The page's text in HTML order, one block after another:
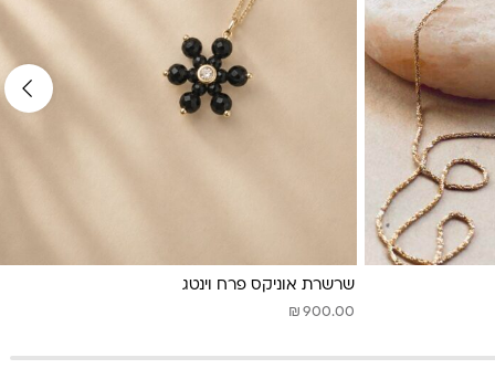
שרשרת אוניקס פרח וינטג
₪ 900.00